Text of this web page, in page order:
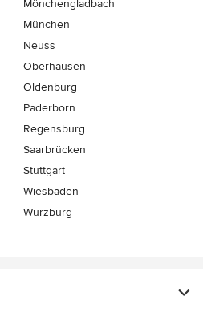
Mönchen­gladbach
München
Neuss
Oberhausen
Oldenburg
Paderborn
Regensburg
Saarbrücken
Stuttgart
Wiesbaden
Würzburg